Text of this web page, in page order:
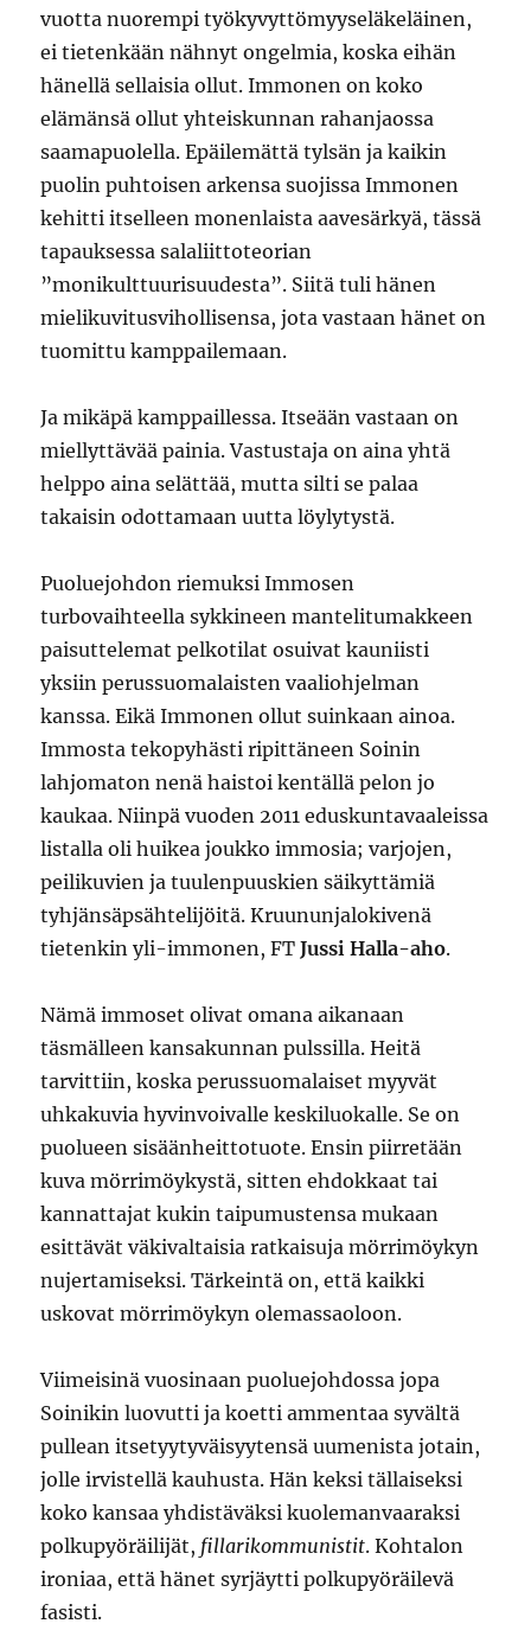
vuotta nuorempi työkyvyttömyyseläkeläinen,
ei tietenkään nähnyt ongelmia, koska eihän
hänellä sellaisia ollut. Immonen on koko
elämänsä ollut yhteiskunnan rahanjaossa
saamapuolella. Epäilemättä tylsän ja kaikin
puolin puhtoisen arkensa suojissa Immonen
kehitti itselleen monenlaista aavesärkyä, tässä
tapauksessa salaliittoteorian
”monikulttuurisuudesta”. Siitä tuli hänen
mielikuvitusvihollisensa, jota vastaan hänet on
tuomittu kamppailemaan.
Ja mikäpä kamppaillessa. Itseään vastaan on
miellyttävää painia. Vastustaja on aina yhtä
helppo aina selättää, mutta silti se palaa
takaisin odottamaan uutta löylytystä.
Puoluejohdon riemuksi Immosen
turbovaihteella sykkineen mantelitumakkeen
paisuttelemat pelkotilat osuivat kauniisti
yksiin perussuomalaisten vaaliohjelman
kanssa. Eikä Immonen ollut suinkaan ainoa.
Immosta tekopyhästi ripittäneen Soinin
lahjomaton nenä haistoi kentällä pelon jo
kaukaa. Niinpä vuoden 2011 eduskuntavaaleissa
listalla oli huikea joukko immosia; varjojen,
peilikuvien ja tuulenpuuskien säikyttämiä
tyhjänsäpsähtelijöitä. Kruununjalokivenä
tietenkin yli-immonen, FTJussi Halla-aho.
Nämä immoset olivat omana aikanaan
täsmälleen kansakunnan pulssilla. Heitä
tarvittiin, koska perussuomalaiset myyvät
uhkakuvia hyvinvoivalle keskiluokalle. Se on
puolueen sisäänheittotuote. Ensin piirretään
kuva mörrimöykystä, sitten ehdokkaat tai
kannattajat kukin taipumustensa mukaan
esittävät väkivaltaisia ratkaisuja mörrimöykyn
nujertamiseksi. Tärkeintä on, että kaikki
uskovat mörrimöykyn olemassaoloon.
Viimeisinä vuosinaan puoluejohdossa jopa
Soinikin luovutti ja koetti ammentaa syvältä
pullean itsetyytyväisyytensä uumenista jotain,
jolle irvistellä kauhusta. Hän keksi tällaiseksi
koko kansaa yhdistäväksi kuolemanvaaraksi
polkupyöräilijät, fillarikommunistit. Kohtalon
ironiaa, että hänet syrjäytti polkupyöräilevä
fasisti.